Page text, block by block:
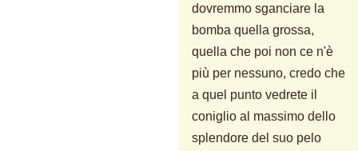
dovremmo sganciare la
bomba quella grossa,
quella che poi non ce n'è
più per nessuno, credo che
a quel punto vedrete il
coniglio al massimo dello
splendore del suo pelo